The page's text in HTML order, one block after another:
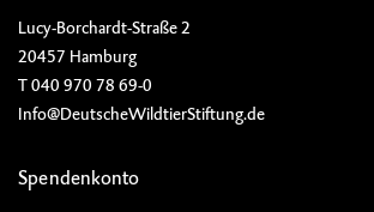
Lucy-Borchardt-Straße 2
20457 Hamburg
T 040 970 78 69-0
Info@DeutscheWildtierStiftung.de
Spendenkonto